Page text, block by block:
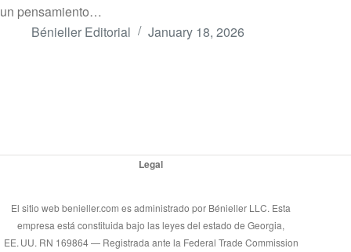
un pensamiento…
Bénieller Editorial
January 18, 2026
Legal
El sitio web benieller.com es administrado por Bénieller LLC. Esta
empresa está constituida bajo las leyes del estado de Georgia,
EE. UU. RN 169864 — Registrada ante la Federal Trade Commission